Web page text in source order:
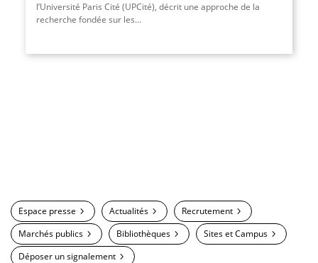
l’Université Paris Cité (UPCité), décrit une approche de la
recherche fondée sur les...
Espace presse Actualités
Recrutement
Marchés publics
Bibliothèques
Sites et Campus
Déposer un signalement